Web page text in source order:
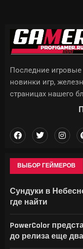
ВЫБОР ГЕЙМЕРОВ
Сундуки в
где найти
PowerColor
до релиза еще
Последние
новинки игр,
страницах нашего